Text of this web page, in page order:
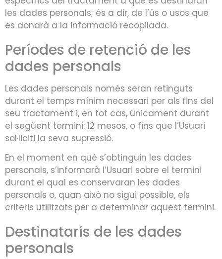
les dades personals; és a dir, de l’ús o usos que
es donarà a la informació recopilada.
Períodes de retenció de les
dades personals
Les dades personals només seran retinguts
durant el temps mínim necessari per als fins del
seu tractament i, en tot cas, únicament durant
el següent termini: 12 mesos, o fins que l’Usuari
sol·liciti la seva supressió.
En el moment en què s’obtinguin les dades
personals, s’informarà l’Usuari sobre el termini
durant el qual es conservaran les dades
personals o, quan això no sigui possible, els
criteris utilitzats per a determinar aquest termini.
Destinataris de les dades
personals